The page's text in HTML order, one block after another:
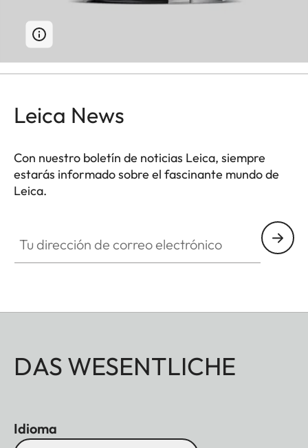
Leica News
Con nuestro boletín de noticias Leica, siempre
estarás informado sobre el fascinante mundo de
Leica.
DAS WESENTLICHE
Idioma